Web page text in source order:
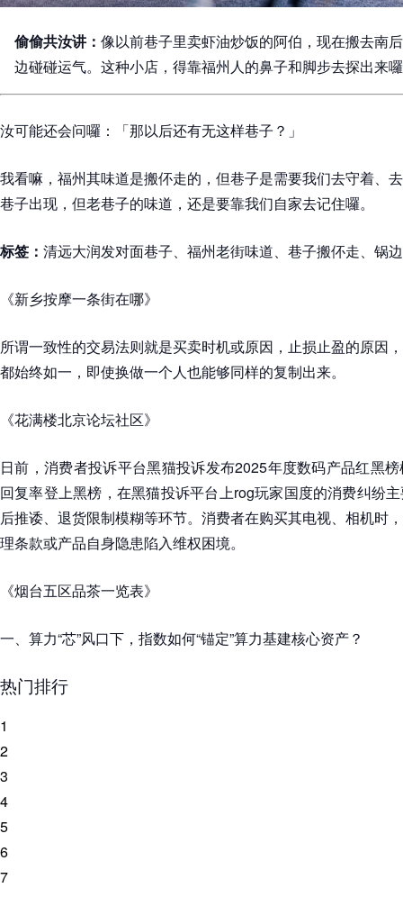
偷偷共汝讲： 像以前巷子里卖虾油炒饭的阿伯，现在搬去南
边碰碰运气。这种小店，得靠福州人的鼻子和脚步去探出来
汝可能还会问囉：「那以后还有无这样巷子？」
我看嘛，福州其味道是搬伓走的，但巷子是需要我们去守着、
巷子出现，但老巷子的味道，还是要靠我们自家去记住囉。
标签： 清远大润发对面巷子、福州老街味道、巷子搬伓走、锅
《新乡按摩一条街在哪》
所谓一致性的交易法则就是买卖时机或原因，止损止盈的原因
都始终如一，即使换做一个人也能够同样的复制出来。
《花满楼北京论坛社区》
日前，消费者投诉平台黑猫投诉发布2025年度数码产品红黑
回复率登上黑榜，在黑猫投诉平台上rog玩家国度的消费纠纷
后推诿、退货限制模糊等环节。消费者在购买其电视、相机时
理条款或产品自身隐患陷入维权困境。
《烟台五区品茶一览表》
一、算力“芯”风口下，指数如何“锚定”算力基建核心资产？
热门排行
1
2
3
4
5
6
7